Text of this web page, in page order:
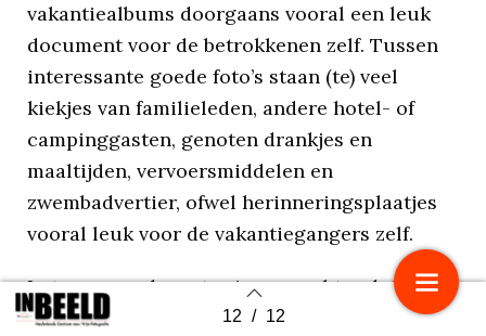
Back to index 12 / 12
vakantiealbums doorgaans vooral een leuk
document voor de betrokkenen zelf. Tussen
interessante goede foto’s staan (te) veel
kiekjes van familieleden, andere hotel- of
campinggasten, genoten drankjes en
maaltijden, vervoersmiddelen en
zwembadvertier, ofwel herinneringsplaatjes
vooral leuk voor de vakantiegangers zelf.
In toenemende mate zien we echter dat er
zoveel méér aan fotoboeken wordt gemaakt.